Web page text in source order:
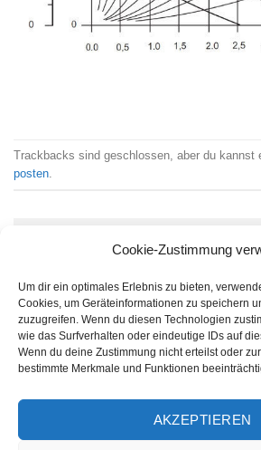
Cookie-Zustimmung
Um dir ein optimales Erlebnis zu bieten,
Cookies, um Geräteinformationen zu speichern
zuzugreifen. Wenn du diesen Technologien
wie das Surfverhalten oder eindeutige IDs auf
Wenn du deine Zustimmung nicht erteilst oder
bestimmte Merkmale und Funktionen
AKZEPTIEREN
Trackbacks sind geschlossen, aber du kannst
posten
Schreibe einen
Du musst angemeldet
sein, um
abzugeben.